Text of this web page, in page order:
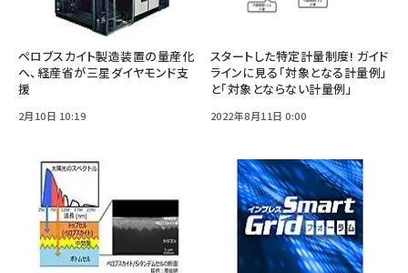
ペロブスカイト製造装置の量産化
へ、経産省が三星ダイヤモンド支
援
2月10日 10:19
スタートした特定計量制度! ガイド
ラインに見る「対象となる計量例」
と「対象とならない計量例」
2022年8月11日 0:00